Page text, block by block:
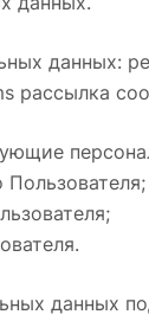
данных:
рассылка
данных